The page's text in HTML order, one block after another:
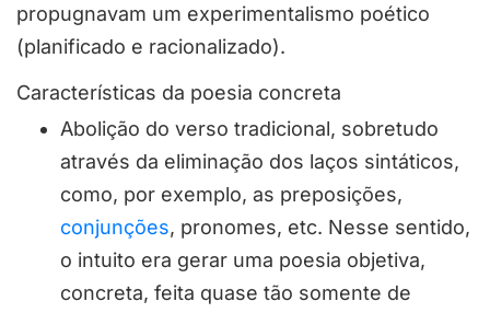
propugnavam um experimentalismo poético
(planificado e racionalizado).
Características da poesia concreta
Abolição do verso tradicional, sobretudo
através da eliminação dos laços sintáticos,
como, por exemplo, as preposições,
conjunções, pronomes, etc. Nesse sentido,
o intuito era gerar uma poesia objetiva,
concreta, feita quase tão somente de